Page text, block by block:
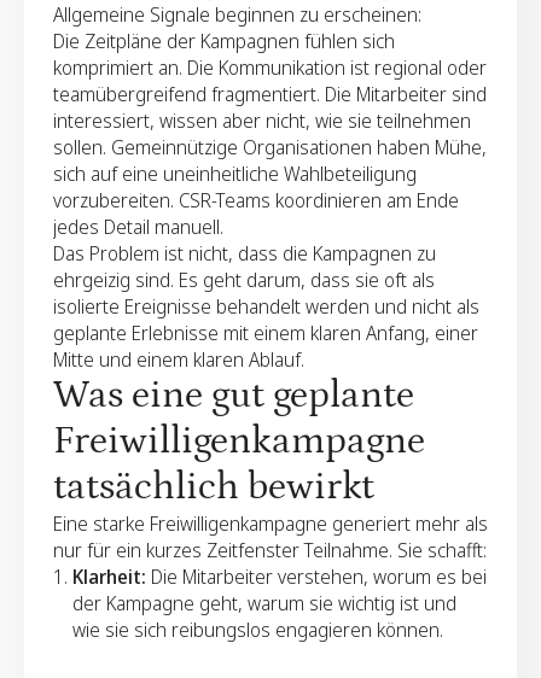
Allgemeine Signale beginnen zu erscheinen:
Die Zeitpläne der Kampagnen fühlen sich
komprimiert an. Die Kommunikation ist regional oder
teamübergreifend fragmentiert. Die Mitarbeiter sind
interessiert, wissen aber nicht, wie sie teilnehmen
sollen. Gemeinnützige Organisationen haben Mühe,
sich auf eine uneinheitliche Wahlbeteiligung
vorzubereiten. CSR-Teams koordinieren am Ende
jedes Detail manuell.
Das Problem ist nicht, dass die Kampagnen zu
ehrgeizig sind. Es geht darum, dass sie oft als
isolierte Ereignisse behandelt werden und nicht als
geplante Erlebnisse mit einem klaren Anfang, einer
Mitte und einem klaren Ablauf.
Was eine gut geplante
Freiwilligenkampagne
tatsächlich bewirkt
Eine starke Freiwilligenkampagne generiert mehr als
nur für ein kurzes Zeitfenster Teilnahme. Sie schafft:
Klarheit: Die Mitarbeiter verstehen, worum es bei
der Kampagne geht, warum sie wichtig ist und
wie sie sich reibungslos engagieren können.